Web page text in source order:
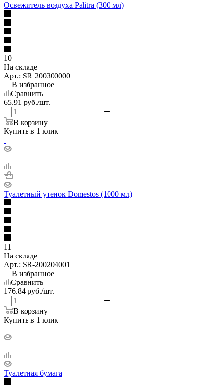
Освежитель воздуха Palitra (300 мл)
10
На складе
Арт.: SR-200300000
В избранное
Сравнить
65.91 руб./шт.
В корзину
Купить в 1 клик
Туалетный утенок Domestos (1000 мл)
11
На складе
Арт.: SR-200204001
В избранное
Сравнить
176.84 руб./шт.
В корзину
Купить в 1 клик
Туалетная бумага